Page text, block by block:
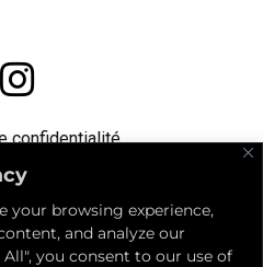
your browsing experience,
and analyze our
you consent to our use of
confidentialité
légales